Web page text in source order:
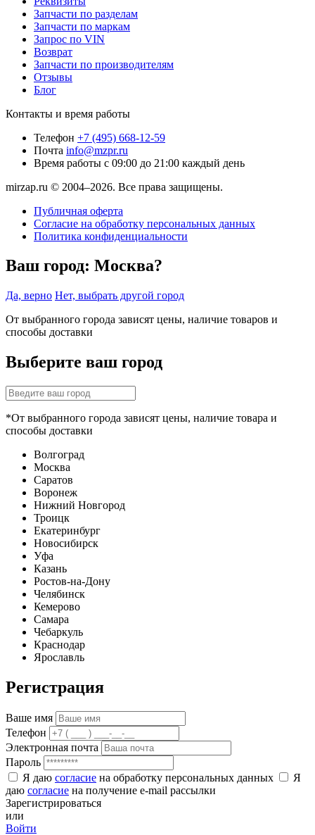
Запчасти по разделам
Запчасти по маркам
Запрос по VIN
Возврат
Запчасти по производителям
Отзывы
Блог
Контакты и время работы
Телефон +7 (495) 668-12-59
Почта info@mzpr.ru
Время работы с 09:00 до 21:00 каждый день
mirzap.ru © 2004–2026. Все права защищены.
Публичная оферта
Согласие на обработку персональных данных
Политика конфиденциальности
Ваш город: Москва?
Да, верно Нет, выбрать другой город
От выбранного города зависят цены, наличие товаров и
способы доставки
Выберите ваш город
*От выбранного города зависят цены, наличие товара и
способы доставки
Волгоград
Москва
Саратов
Воронеж
Нижний Новгород
Троицк
Екатеринбург
Новосибирск
Уфа
Казань
Ростов-на-Дону
Челябинск
Кемерово
Самара
Чебаркуль
Краснодар
Ярославль
Регистрация
Ваше имя
Телефон
Электронная почта
Пароль
Я даю согласие на обработку персональных данных
Я
даю согласие на получение e-mail рассылки
Зарегистрироваться
или
Войти